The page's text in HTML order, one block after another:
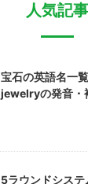
人気記事
宝石の英語名一
jewelryの発音・
5ラウンドシス